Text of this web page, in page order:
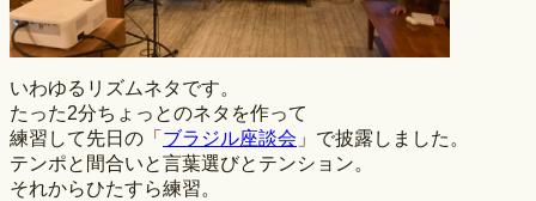
いわゆるリズムネタです。
たった2分ちょっとのネタを作って
練習して先日の「 ブラジル座談会 」で披露しました。
テンポと間合いと言葉選びとテンション。
それからひたすら練習。